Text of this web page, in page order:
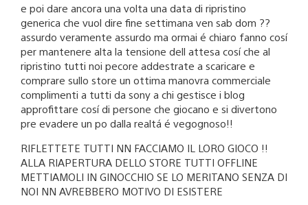
e poi dare ancora una volta una data di ripristino
generica che vuol dire fine settimana ven sab dom ??
assurdo veramente assurdo ma ormai é chiaro fanno cosí
per mantenere alta la tensione dell attesa cosí che al
ripristino tutti noi pecore addestrate a scaricare e
comprare sullo store un ottima manovra commerciale
complimenti a tutti da sony a chi gestisce i blog
approfittare cosí di persone che giocano e si divertono
pre evadere un po dalla realtá é vegognoso!!
RIFLETTETE TUTTI NN FACCIAMO IL LORO GIOCO !!
ALLA RIAPERTURA DELLO STORE TUTTI OFFLINE
METTIAMOLI IN GINOCCHIO SE LO MERITANO SENZA DI
NOI NN AVREBBERO MOTIVO DI ESISTERE